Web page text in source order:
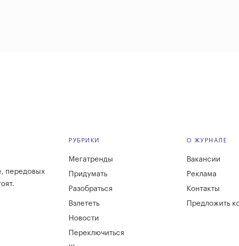
передовых
РУБРИКИ
Мегатренды
Придумать
Разобраться
Взлететь
Новости
Переключиться
О ЖУРНАЛЕ
Вакансии
Реклама
Контакты
Предложить